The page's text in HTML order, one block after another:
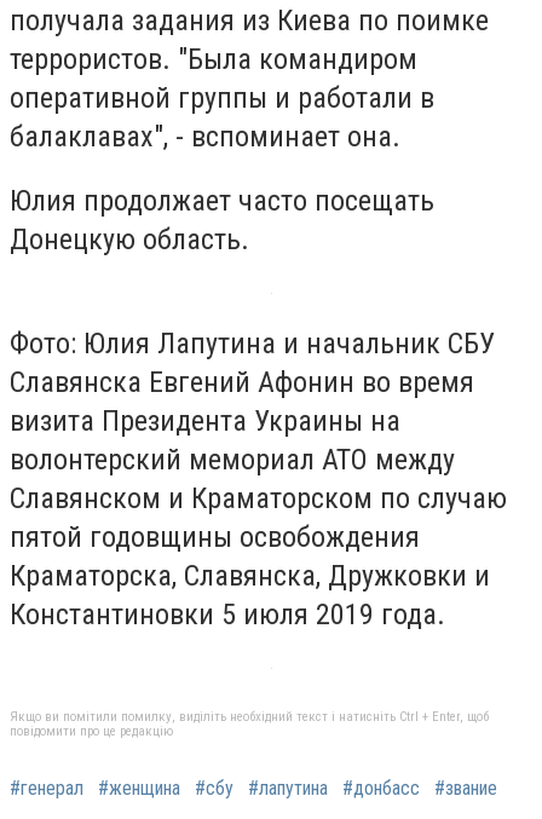
получала задания из Киева по поимке
террористов. "Была командиром
оперативной группы и работали в
балаклавах", - вспоминает она.
Юлия продолжает часто посещать
Донецкую область.
Фото: Юлия Лапутина и начальник СБУ
Славянска Евгений Афонин во время
визита Президента Украины на
волонтерский мемориал АТО между
Славянском и Краматорском по случаю
пятой годовщины освобождения
Краматорска, Славянска, Дружковки и
Константиновки 5 июля 2019 года.
Якщо ви помітили помилку, виділіть необхідний текст і натисніть Ctrl + Enter, щоб
повідомити про це редакцію
#генерал #женщина #сбу #лапутина #донбасс #звание